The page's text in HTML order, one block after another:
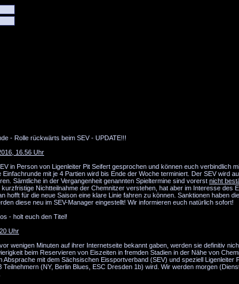
- Rolle rückwärts beim SEV - UPDATE!!!
16.56 Uhr
in Person von Ligenleiter Pit Seifert gesprochen und können euch verbindlich
Einfachrunde mit je 4 Partien wird bis Ende der Woche terminiert. Der SEV wird
Sämtliche in der Vergangenheit genannten Spieltermine sind vorerst nicht
Nichtteilnahme der Chemnitzer verstehen, hat aber im Interesse des
hofft für die neue Saison eine klare Linie fahren zu können. Sanktionen haben
diese neu im SEV-Manager eingestellt! Wir informieren euch natürlich sofort!
- holt euch den Titel!
Uhr
wenigen Minuten auf ihrer Internetseite bekannt gaben, werden sie definitiv
beim Reservieren von Eiszeiten in fremden Stadien in der Nähe von
Absprache mit dem Sächsischen Eissportverband (SEV) und speziell
Teilnehmern (NY, Berlin Blues, ESC Dresden 1b) wird. Wir werden morgen